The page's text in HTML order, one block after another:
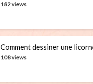
182 views
Comment dessiner une
108 views